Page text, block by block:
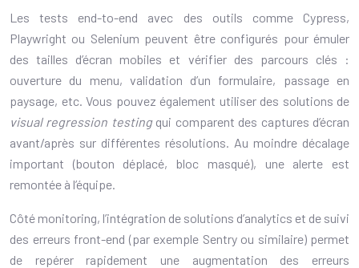
Les tests end-to-end avec des outils comme Cypress,
Playwright ou Selenium peuvent être configurés pour émuler
des tailles d’écran mobiles et vérifier des parcours clés :
ouverture du menu, validation d’un formulaire, passage en
paysage, etc. Vous pouvez également utiliser des solutions de
visual regression testingqui comparent des captures d’écran
avant/après sur différentes résolutions. Au moindre décalage
important (bouton déplacé, bloc masqué), une alerte est
remontée à l’équipe.
Côté monitoring, l’intégration de solutions d’analytics et de suivi
des erreurs front-end (par exemple Sentry ou similaire) permet
de repérer rapidement une augmentation des erreurs